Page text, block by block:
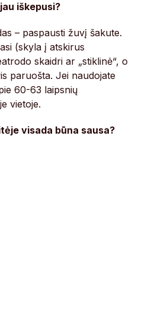
iškepusi?
– paspausti žuvį šakute.
(skyla į atskirus
skaidri ar „stiklinė“, o
paruošta. Jei naudojate
60-63 laipsnių
vietoje.
visada būna sausa?